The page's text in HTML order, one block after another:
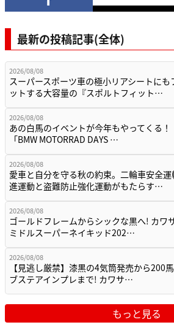
最新の投稿記事(全体)
2026/08/08
スーパースポーツ車の極小リアシートにも
ットする大容量の『スポルトフィット…
2026/08/08
あの白馬のイベントが今年もやってくる！
「BMW MOTORRAD DAYS …
2026/08/08
愛車と自分を守る秋の約束。二輪車安全運
進運動と盗難防止強化運動がもたらす…
2026/08/08
ゴールドフレームからシックな黒へ! カワ
ミドルスーパーネイキッド202…
2026/08/08
【見逃し厳禁】漆黒の4気筒発売から200
ブステアインプレまで! カワサ…
もっと見る